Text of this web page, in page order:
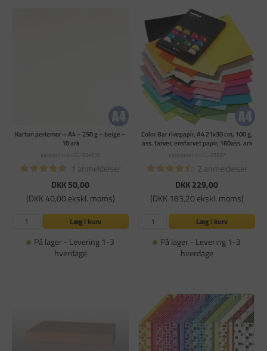
Karton perlemor – A4 – 250 g – beige –
10 ark
Varenummer: CC-224610
1 anmeldelser
DKK 50,00
(DKK 40,00 ekskl. moms)
Læg i kurv
På lager - Levering 1-3
hverdage
Color Bar rivepapir, A4 21x30 cm, 100 g,
ass. farver, ensfarvet papir, 160ass. ark
Varenummer: CC-25337
2 anmeldelser
DKK 229,00
(DKK 183,20 ekskl. moms)
Læg i kurv
På lager - Levering 1-3
hverdage